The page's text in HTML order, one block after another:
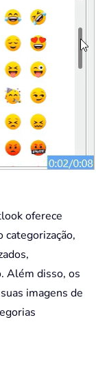
oferece
Além disso, os
imagens de